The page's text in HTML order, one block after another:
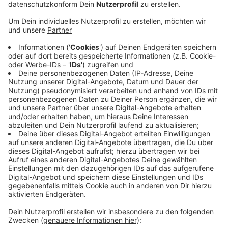
Anzeige
Mit der Aktion „Besser ohne Messer“ möchte die
Polizei vor allem Jugendliche und junge Erwachsene
erreichen. In Mechernich hat die Polizei dazu an
zentralen Orten Plakate aufgehängt.
Erst am Freitag ist in Zülpich ein 15-jähriger Schüler
aufgefallen. Er hatte ein Messer in seinem
Schulrucksack und auf dem Schulhof mehreren
Mitschülern präsentiert. Weil Mitschüler den Lehrer
angesprochen haben, konnte die Polizei das Messer
bei dem Jugendlichen sicherstellen. Gegen ihn liegt
jetzt eine entsprechende Anzeige vor.
Anzeige